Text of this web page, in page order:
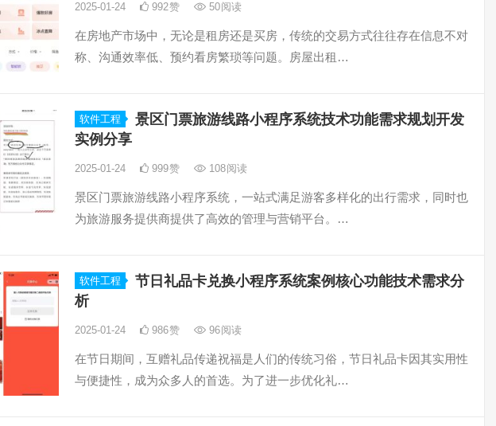
2025-01-24 992赞 50阅读
在房地产市场中，无论是租房还是买房，传统的交易方式往往存在信息不对
称、沟通效率低、预约看房繁琐等问题。房屋出租…
软件工程
景区门票旅游线路小程序系统技术功能需求规划开发
实例分享
2025-01-24 999赞 108阅读
景区门票旅游线路小程序系统，一站式满足游客多样化的出行需求，同时也
为旅游服务提供商提供了高效的管理与营销平台。…
软件工程
节日礼品卡兑换小程序系统案例核心功能技术需求分
析
2025-01-24 986赞 96阅读
在节日期间，互赠礼品传递祝福是人们的传统习俗，节日礼品卡因其实用性
与便捷性，成为众多人的首选。为了进一步优化礼…